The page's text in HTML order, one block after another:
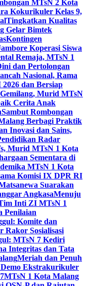
MTsN 2 Kota
Kokurikuler Kelas 9,
Tingkatkan Kualitas
Gelar Bimtek
Kontingen
Koperasi Siswa
Remaja, MTsN 1
dan Pertolongan
Nasional, Rama
dan Bersiap
Murid MTsN
Cerita Anak
Sambut Rombongan
Berbagi Praktik
Inovasi dan Sains,
Radar
Murid MTsN 1 Kota
Sementara di
MTsN 1 Kota
Komisi IX DPR RI
Suarakan
AngkasaMenuju
Inti ZI MTsN 1
Penilaian
Komite dan
Rakor Sosialisasi
MTsN 7 Kediri
Integritas dan Tata
Meriah dan Penuh
Demo Ekstrakurikuler
MTsN 1 Kota Malang